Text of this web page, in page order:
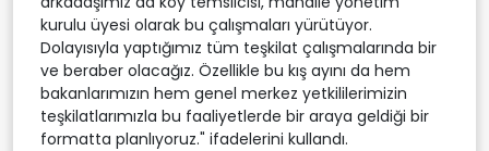
kurulu üyesi olarak bu çalışmaları yürütüyor.
Dolayısıyla yaptığımız tüm teşkilat çalışmalarında bir
ve beraber olacağız. Özellikle bu kış ayını da hem
bakanlarımızın hem genel merkez yetkililerimizin
teşkilatlarımızla bu faaliyetlerde bir araya geldiği bir
formatta planlıyoruz." ifadelerini kullandı.